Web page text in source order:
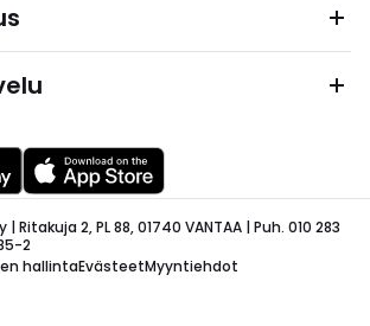
Ritakuja 2, PL 88, 01740 VANTAA | Puh. 010 283
2
hallintaEvästeetMyyntiehdot